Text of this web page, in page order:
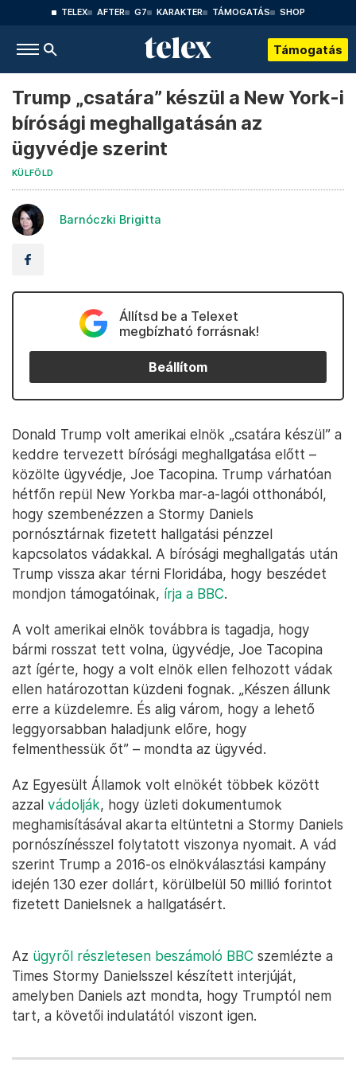
TELEX AFTER G7 KARAKTER TÁMOGATÁS SHOP
Támogatás
Trump „csatára” készül a New York-i
bírósági meghallgatásán az
ügyvédje szerint
KÜLFÖLD
Barnóczki Brigitta
Állítsd be a Telexet
megbízható forrásnak!
Beállítom
Donald Trump volt amerikai elnök „csatára készül” a
keddre tervezett bírósági meghallgatása előtt –
közölte ügyvédje, Joe Tacopina. Trump várhatóan
hétfőn repül New Yorkba mar-a-lagói otthonából,
hogy szembenézzen a Stormy Daniels
pornósztárnak fizetett hallgatási pénzzel
kapcsolatos vádakkal. A bírósági meghallgatás után
Trump vissza akar térni Floridába, hogy beszédet
mondjon támogatóinak, írja a BBC.
A volt amerikai elnök továbbra is tagadja, hogy
bármi rosszat tett volna, ügyvédje, Joe Tacopina
azt ígérte, hogy a volt elnök ellen felhozott vádak
ellen határozottan küzdeni fognak. „Készen állunk
erre a küzdelemre. És alig várom, hogy a lehető
leggyorsabban haladjunk előre, hogy
felmenthessük őt” – mondta az ügyvéd.
Az Egyesült Államok volt elnökét többek között
azzal vádolják, hogy üzleti dokumentumok
meghamisításával akarta eltüntetni a Stormy Daniels
pornószínésszel folytatott viszonya nyomait. A vád
szerint Trump a 2016-os elnökválasztási kampány
idején 130 ezer dollárt, körülbelül 50 millió forintot
fizetett Danielsnek a hallgatásért.
Az ügyről részletesen beszámoló BBC szemlézte a
Times Stormy Danielsszel készített interjúját,
amelyben Daniels azt mondta, hogy Trumptól nem
tart, a követői indulatától viszont igen.